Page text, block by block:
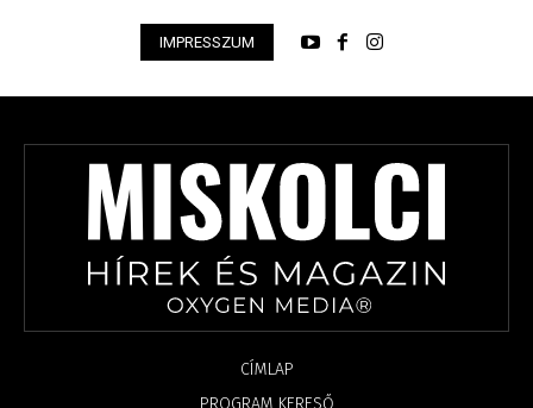
IMPRESSZUM
CÍMLAP